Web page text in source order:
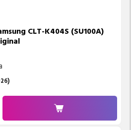
CLT-K404S (SU100A)
)